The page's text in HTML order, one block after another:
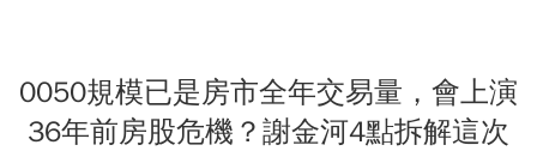
0050規模已是房市全年交易量，會上演
36年前房股危機？謝金河4點拆解這次